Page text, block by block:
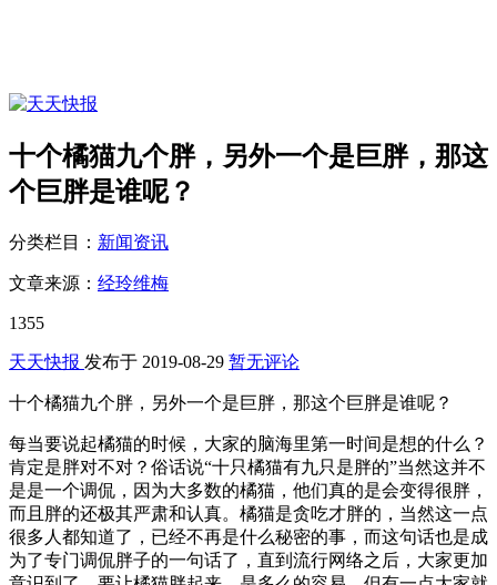
十个橘猫九个胖，另外一个是巨胖，那这
个巨胖是谁呢？
分类栏目： 新闻资讯
文章来源： 经玲维梅
1355
天天快报 发布于 2019-08-29 暂无评论
十个橘猫九个胖，另外一个是巨胖，那这个巨胖是谁呢？
每当要说起橘猫的时候，大家的脑海里第一时间是想的什么？
肯定是胖对不对？俗话说“十只橘猫有九只是胖的”当然这并不
是是一个调侃，因为大多数的橘猫，他们真的是会变得很胖，
而且胖的还极其严肃和认真。橘猫是贪吃才胖的，当然这一点
很多人都知道了，已经不再是什么秘密的事，而这句话也是成
为了专门调侃胖子的一句话了，直到流行网络之后，大家更加